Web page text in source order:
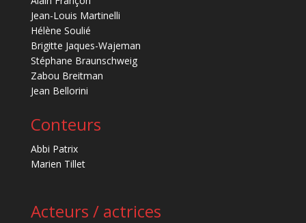
Jean-Louis Martinelli
Hélène Soulié
Brigitte Jaques-Wajeman
Stéphane Braunschweig
Zabou Breitman
Jean Bellorini
Conteurs
Abbi Patrix
Marien Tillet
Acteurs / actrices